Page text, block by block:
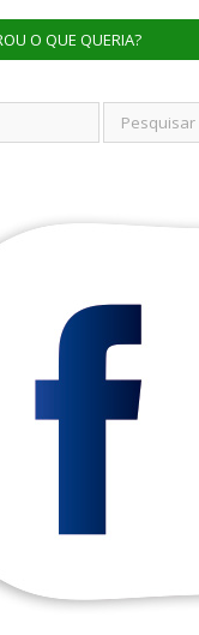
O QUE QUERIA?